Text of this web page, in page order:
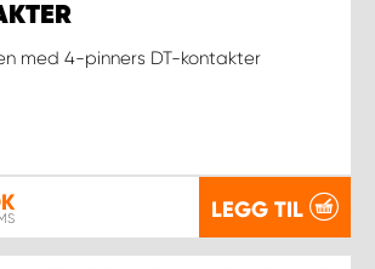
med 4-pinners DT-kontakter
LEGG TIL